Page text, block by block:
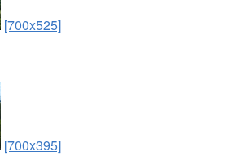
[700x525]
[700x395]